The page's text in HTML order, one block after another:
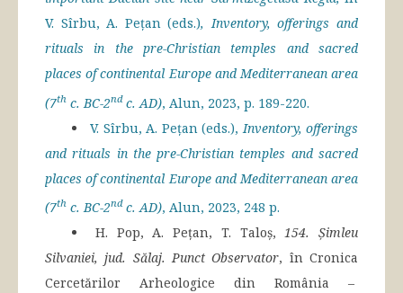
V. Sîrbu, A. Pețan (eds.), Inventory, offerings and
rituals in the pre-Christian temples and sacred
places of continental Europe and Mediterranean area
(7th c. BC-2ndc. AD), Alun, 2023, p. 189-220.
V. Sîrbu, A. Pețan (eds.), Inventory, offerings
and rituals in the pre-Christian temples and sacred
places of continental Europe and Mediterranean area
(7th c. BC-2ndc. AD), Alun, 2023, 248 p.
H. Pop, A. Pețan, T. Taloș,154. Șimleu
Silvaniei, jud. Sălaj. Punct Observator, în Cronica
Cercetărilor Arheologice din România –